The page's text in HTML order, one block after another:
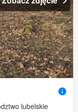
lubelskie